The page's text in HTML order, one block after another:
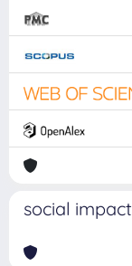
social impact